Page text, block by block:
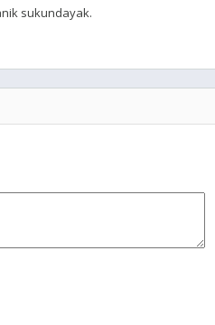
sukundayak.